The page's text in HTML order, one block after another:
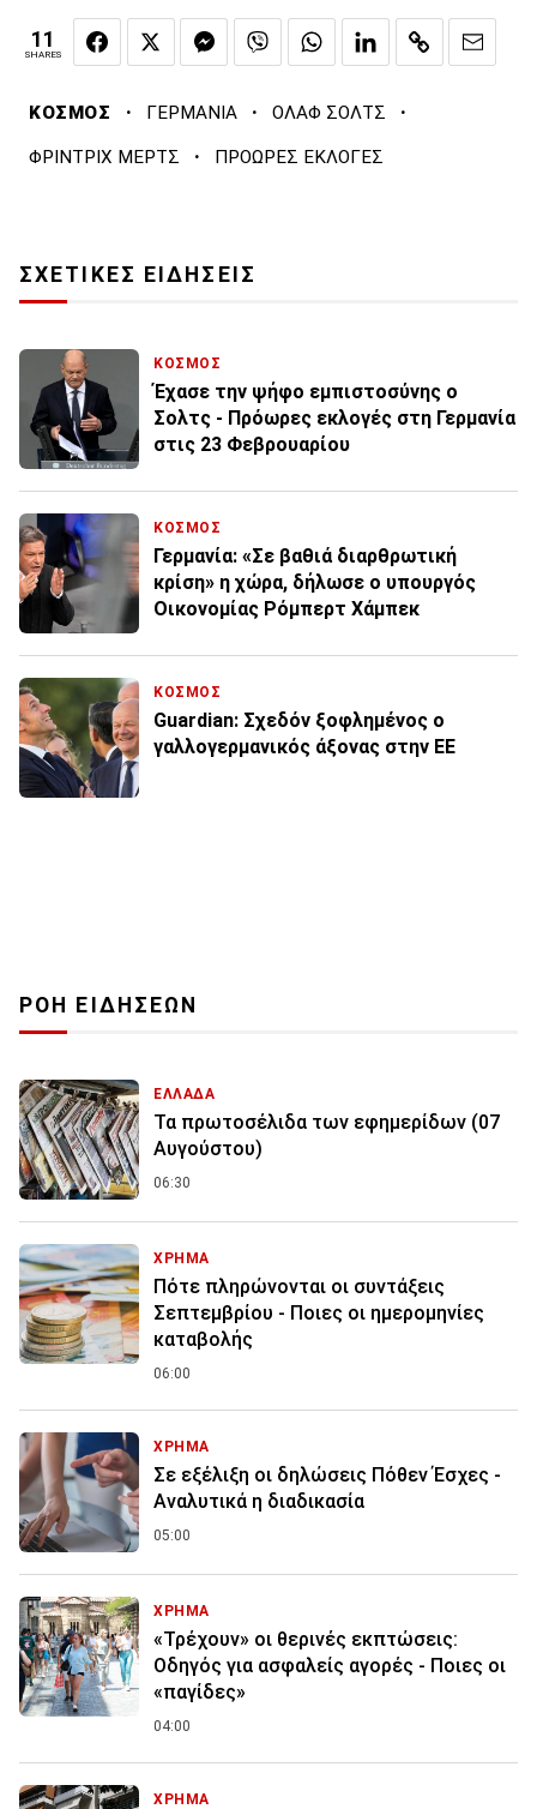
11
SHARES
ΚΟΣΜΟΣ · ΓΕΡΜΑΝΙΑ · ΟΛΑΦ ΣΟΛΤΣ ·
ΦΡΙΝΤΡΙΧ ΜΕΡΤΣ · ΠΡΟΩΡΕΣ ΕΚΛΟΓΕΣ
ΣΧΕΤΙΚΕΣ ΕΙΔΗΣΕΙΣ
ΚΟΣΜΟΣ
Έχασε την ψήφο εμπιστοσύνης ο
Σολτς - Πρόωρες εκλογές στη Γερμανία
στις 23 Φεβρουαρίου
ΚΟΣΜΟΣ
Γερμανία: «Σε βαθιά διαρθρωτική
κρίση» η χώρα, δήλωσε ο υπουργός
Οικονομίας Ρόμπερτ Χάμπεκ
ΚΟΣΜΟΣ
Guardian: Σχεδόν ξοφλημένος ο
γαλλογερμανικός άξονας στην ΕΕ
ΡΟΗ ΕΙΔΗΣΕΩΝ
ΕΛΛΑΔΑ
Τα πρωτοσέλιδα των εφημερίδων (07
Αυγούστου)
06:30
ΧΡΗΜΑ
Πότε πληρώνονται οι συντάξεις
Σεπτεμβρίου - Ποιες οι ημερομηνίες
καταβολής
06:00
ΧΡΗΜΑ
Σε εξέλιξη οι δηλώσεις Πόθεν Έσχες -
Αναλυτικά η διαδικασία
05:00
ΧΡΗΜΑ
«Τρέχουν» οι θερινές εκπτώσεις:
Οδηγός για ασφαλείς αγορές - Ποιες οι
«παγίδες»
04:00
ΧΡΗΜΑ